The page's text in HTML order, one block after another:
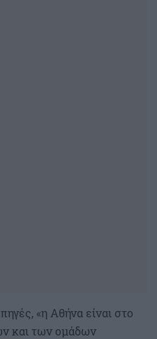
«η Αθήνα είναι στο
και των ομάδων